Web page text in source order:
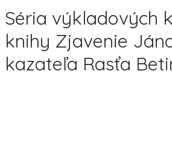
Séria výkladových
knihy Zjavenie
kazateľa Rasťa